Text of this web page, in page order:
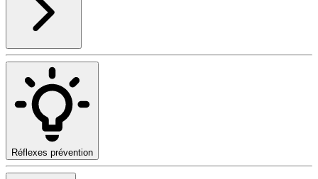
Réflexes prévention